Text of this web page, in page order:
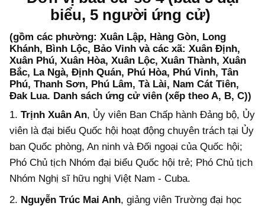
biểu, 5 người ứng cử)
(gồm các phường: Xuân Lập, Hàng Gòn, Long
Khánh, Bình Lộc, Bảo Vinh và các xã: Xuân Định,
Xuân Phú, Xuân Hòa, Xuân Lộc, Xuân Thành, Xuân
Bắc, La Ngà, Định Quán, Phú Hòa, Phú Vinh, Tân
Phú, Thanh Sơn, Phú Lâm, Tà Lài, Nam Cát Tiên,
Đak Lua. Danh sách ứng cử viên (xếp theo A, B, C))
1. Trịnh Xuân An, Ủy viên Ban Chấp hành Đảng bộ, Ủy
viên là đại biểu Quốc hội hoạt động chuyên trách tại Ủy
ban Quốc phòng, An ninh và Đối ngoại của Quốc hội;
Phó Chủ tịch Nhóm đại biểu Quốc hội trẻ; Phó Chủ tịch
Nhóm Nghị sĩ hữu nghị Việt Nam - Cuba.
2. Nguyễn Trúc Mai Anh, giảng viên Trường đại học